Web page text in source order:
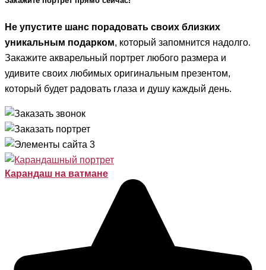
Не упустите шанс порадовать своих близких
уникальным подарком, который запомнится надолго.
Закажите акварельный портрет любого размера и
удивите своих любимых оригинальным презентом,
который будет радовать глаза и душу каждый день.
Карандаш на ватмане